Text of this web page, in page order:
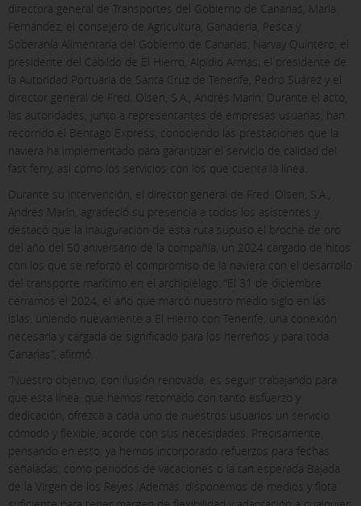
directora general de Transportes del Gobierno de Canarias, María
Fernández; el consejero de Agricultura, Ganadería, Pesca y
Soberanía Alimentaria del Gobierno de Canarias, Narvay Quintero; el
presidente del Cabildo de El Hierro, Alpidio Armas; el presidente de
la Autoridad Portuaria de Santa Cruz de Tenerife, Pedro Suárez y el
director general de Fred. Olsen, S.A., Andrés Marín. Durante el acto,
las autoridades, junto a representantes de empresas usuarias, han
recorrido el Bentago Express, conociendo las prestaciones que la
naviera ha implementado para garantizar el servicio de calidad del
fast ferry, así como los servicios con los que cuenta la línea.
Durante su intervención, el director general de Fred. Olsen, S.A.,
Andrés Marín, agradeció su presencia a todos los asistentes y
destacó que la inauguración de esta ruta supuso el broche de oro
del año del 50 aniversario de la compañía, un 2024 cargado de hitos
con los que se reforzó el compromiso de la naviera con el desarrollo
del transporte marítimo en el archipiélago. “El 31 de diciembre
cerramos el 2024, el año que marcó nuestro medio siglo en las
islas, uniendo nuevamente a El Hierro con Tenerife, una conexión
necesaria y cargada de significado para los herreños y para toda
Canarias”, afirmó.
“Nuestro objetivo, con ilusión renovada, es seguir trabajando para
que esta línea, que hemos retomado con tanto esfuerzo y
dedicación, ofrezca a cada uno de nuestros usuarios un servicio
cómodo y flexible, acorde con sus necesidades. Precisamente,
pensando en esto, ya hemos incorporado refuerzos para fechas
señaladas, como periodos de vacaciones o la tan esperada Bajada
de la Virgen de los Reyes. Además, disponemos de medios y flota
COOKIE SETTINGS
ACCEPT ALL